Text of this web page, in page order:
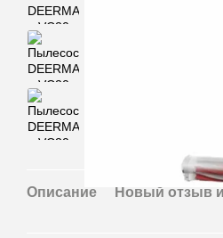
Описание Новый отзыв